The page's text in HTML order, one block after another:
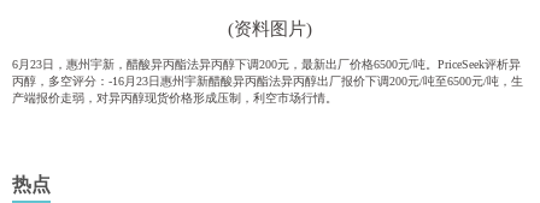
(资料图片)
6月23日，惠州宇新，醋酸异丙酯法异丙醇下调200元，最新出厂价格6500元/吨。PriceSeek评析异
丙醇，多空评分：-16月23日惠州宇新醋酸异丙酯法异丙醇出厂报价下调200元/吨至6500元/吨，生
产端报价走弱，对异丙醇现货价格形成压制，利空市场行情。
热点